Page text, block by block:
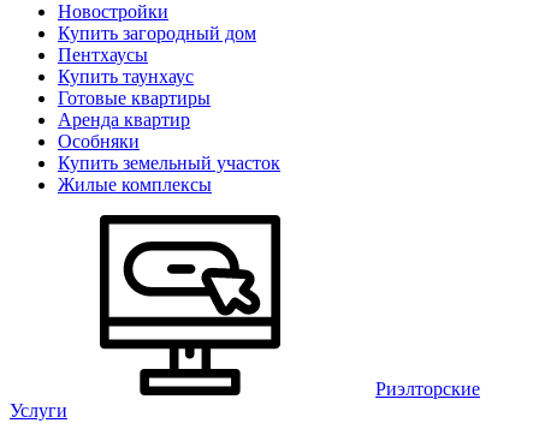
Новостройки
Купить загородный дом
Пентхаусы
Купить таунхаус
Готовые квартиры
Аренда квартир
Особняки
Купить земельный участок
Жилые комплексы
Риэлторские
Услуги